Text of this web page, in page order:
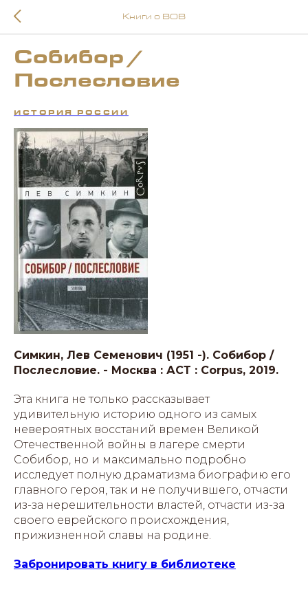
Книги о ВОВ
Собибор /
Послесловие
ИСТОРИЯ РОССИИ
Симкин, Лев Семенович (1951 -). Собибор /
Послесловие. - Москва : АСТ : Corpus, 2019.
Эта книга не только рассказывает
удивительную историю одного из самых
невероятных восстаний времен Великой
Отечественной войны в лагере смерти
Собибор, но и максимально подробно
исследует полную драматизма биографию его
главного героя, так и не получившего, отчасти
из-за нерешительности властей, отчасти из-за
своего еврейского происхождения,
прижизненной славы на родине.
Забронировать книгу в библиотеке